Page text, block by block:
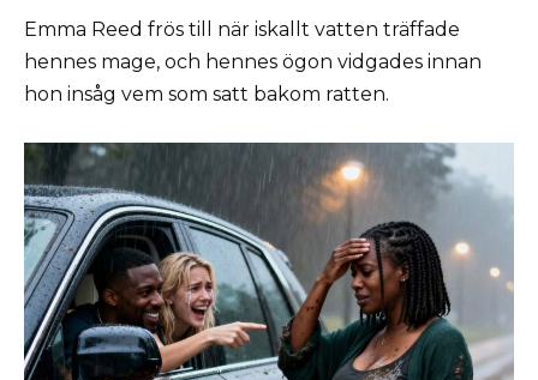
Emma Reed frös till när iskallt vatten träffade
hennes mage, och hennes ögon vidgades innan
hon insåg vem som satt bakom ratten.